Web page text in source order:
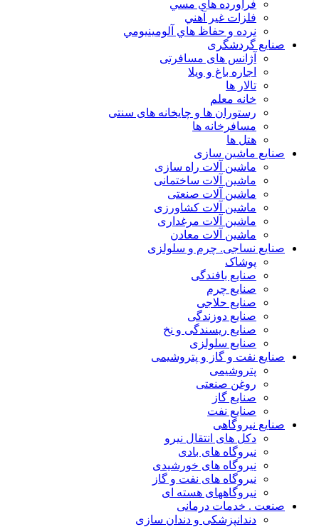
فرآورده هاي مسي
فلزات غير آهني
نرده و حفاظ هاي آلومينيومي
صنایع گردشگری
آژانس های مسافرتی
اجاره باغ و ویلا
تالار ها
خانه معلم
رستوران ها و چایخانه های سنتی
مسافرخانه ها
هتل ها
صنایع ماشین سازی
ماشین آلات راه سازی
ماشین آلات ساختمانی
ماشین آلات صنعتی
ماشین آلات کشاورزی
ماشین آلات مرغداری
ماشین آلات معادن
صنایع نساجی. چرم و سلولزی
پوشاک
صنایع بافندگی
صنایع چرم
صنایع حلاجی
صنایع دوزندگی
صنایع ریسندگی و نخ
صنایع سلولزی
صنایع نفت و گاز و پتروشیمی
پتروشیمی
روغن صنعتی
صنایع گاز
صنایع نفت
صنایع نیروگاهی
دکل های انتقال نیرو
نیروگاه های بادی
نیروگاه های خورشیدی
نیروگاه های نفت و گاز
نیروگاههای هسته ای
صنعت . خدمات درمانی
دندانپزشکی و دندان سازی